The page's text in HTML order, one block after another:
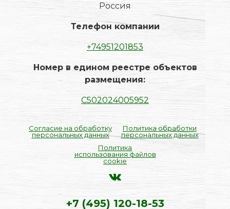
Согласие на обработку
персональных данных
Политика обработки
персональных данных
Политика
использования файлов
cookie
Россия
Телефон компании
+74951201853
Номер в едином реестре объектов
размещения:
С502024005952
+7 (495) 120-18-53